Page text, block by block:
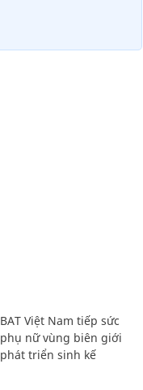
BAT Việt Nam tiếp sức
phụ nữ vùng biên giới
phát triển sinh kế